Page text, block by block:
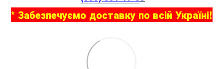
* Забезпечуємо доставку по всій Україні!